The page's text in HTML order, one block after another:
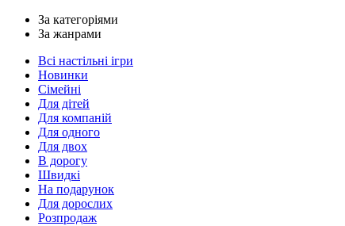
За категоріями
За жанрами
Всі настільні ігри
Новинки
Сімейні
Для дітей
Для компаній
Для одного
Для двох
В дорогу
Швидкі
На подарунок
Для дорослих
Розпродаж